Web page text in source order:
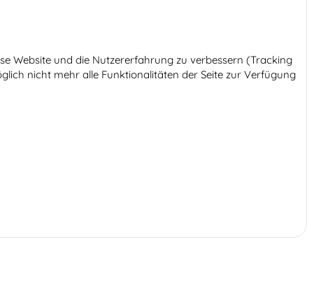
Website und die Nutzererfahrung zu verbessern (Tracking
nicht mehr alle Funktionalitäten der Seite zur Verfügung